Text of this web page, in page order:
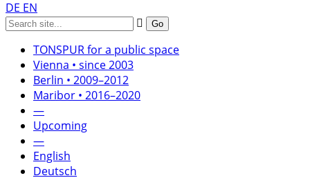
DE EN
TONSPUR for a public space
Vienna • since 2003
Berlin • 2009–2012
Maribor • 2016–2020
—
Upcoming
—
English
Deutsch